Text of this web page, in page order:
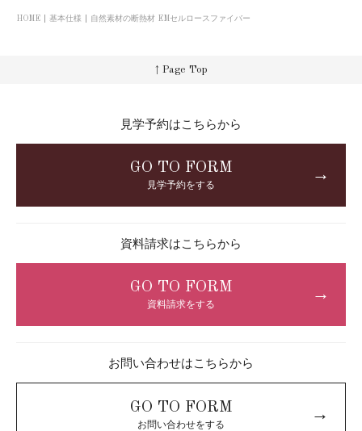
HOME 基本仕様 自然素材の断熱材 EMセルロースファイバー
↑ Page Top
見学予約はこちらから
GO TO FORM
見学予約をする
→
資料請求はこちらから
GO TO FORM
資料請求をする
→
お問い合わせはこちらから
GO TO FORM
お問い合わせをする
→